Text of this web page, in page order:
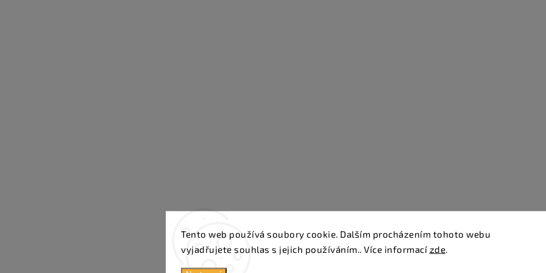
Tento web používá soubory cookie. Dalším procházením tohoto webu
vyjadřujete souhlas s jejich používáním.. Více informací zde